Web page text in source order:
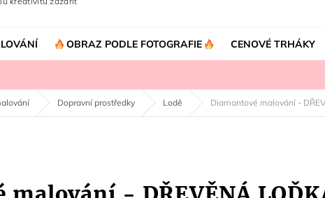
OBRAZ PODLE FOTOGRAFIE CENOVÉ TRHÁKY
Dopravní prostředky Lodě Diamantové malování -